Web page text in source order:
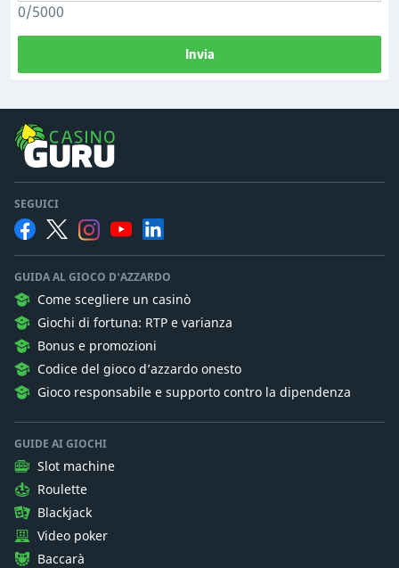
0/5000
Invia
SEGUICI
GUIDA AL GIOCO D'AZZARDO
Come scegliere un casinò
Giochi di fortuna: RTP e varianza
Bonus e promozioni
Codice del gioco d’azzardo onesto
Gioco responsabile e supporto contro la dipendenza
GUIDE AI GIOCHI
Slot machine
Roulette
Blackjack
Video poker
Baccarà